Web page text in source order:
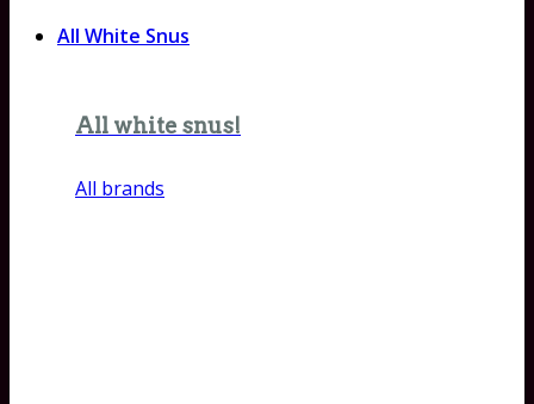
All White Snus
All white snus!
All brands